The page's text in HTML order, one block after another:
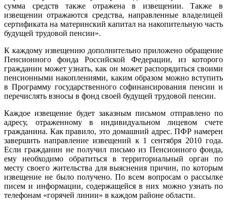
сумма средств также отражена в извещении. Также в
извещении отражаются средства, направленные владелицей
сертификата на материнский капитал на накопительную часть
будущей трудовой пенсии».
К каждому извещению дополнительно приложено обращение
Пенсионного фонда Российской Федерации, из которого
гражданин может узнать, как он может распорядиться своими
пенсионными накоплениями, каким образом можно вступить
в Программу государственного софинансирования пенсии и
перечислять взносы в фонд своей будущей трудовой пенсии.
Каждое извещение будет заказным письмом отправлено по
адресу, отраженному в индивидуальном лицевом счете
гражданина. Как правило, это домашний адрес. ПФР намерен
завершить направление извещений к 1 сентября 2010 года.
Если гражданин не получил письмо из Пенсионного фонда,
ему необходимо обратиться в территориальный орган по
месту своего жительства для выяснения причин, по которым
извещение не было получено. По всем вопросам о рассылке
писем и информации, содержащейся в них можно узнать по
телефонам «горячей линии» в каждом районе области.